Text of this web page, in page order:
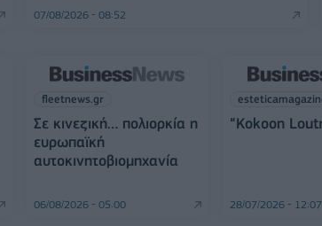
07/08/2026 - 08:52
fleetnews.gr
Σε κινεζική… πολιορκία η
ευρωπαϊκή
αυτοκινητοβιομηχανία
06/08/2026 - 05:00
“Kokoon
28/07/2026 - 12:07